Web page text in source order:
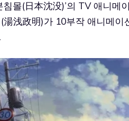
몰(日本沈没)’의 TV 애니메
湯浅政明)가 10부작 애니메